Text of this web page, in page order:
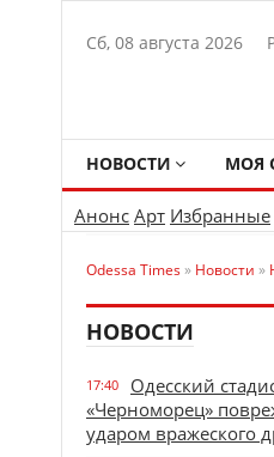
Сб, 08 августа 2026
НОВОСТИ МОЯ
Анонс Арт Избранные
Odessa Times» Новости »
НОВОСТИ
17:40
Одесский
«Черноморец»
ударом вражеского